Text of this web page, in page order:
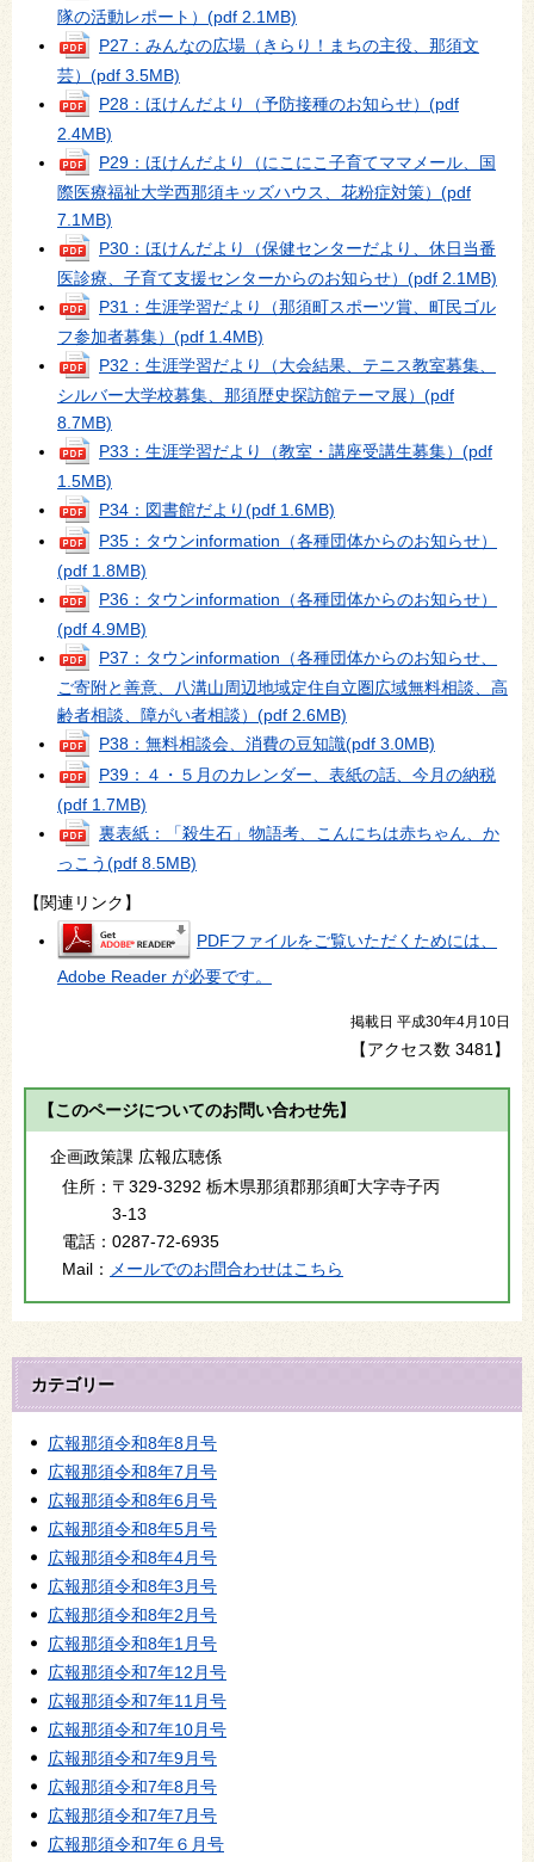
隊の活動レポート） (pdf 2.1MB)
P27：みんなの広場（きらり！まちの主役、那須文
芸） (pdf 3.5MB)
P28：ほけんだより（予防接種のお知らせ） (pdf
2.4MB)
P29：ほけんだより（にこにこ子育てママメール、国
際医療福祉大学西那須キッズハウス、花粉症対策） (pdf
7.1MB)
P30：ほけんだより（保健センターだより、休日当番
医診療、子育て支援センターからのお知らせ） (pdf 2.1MB)
P31：生涯学習だより（那須町スポーツ賞、町民ゴル
フ参加者募集） (pdf 1.4MB)
P32：生涯学習だより（大会結果、テニス教室募集、
シルバー大学校募集、那須歴史探訪館テーマ展） (pdf
8.7MB)
P33：生涯学習だより（教室・講座受講生募集） (pdf
1.5MB)
P34：図書館だより(pdf 1.6MB)
P35：タウンinformation（各種団体からのお知らせ）
(pdf 1.8MB)
P36：タウンinformation（各種団体からのお知らせ）
(pdf 4.9MB)
P37：タウンinformation（各種団体からのお知らせ、
ご寄附と善意、八溝山周辺地域定住自立圏広域無料相談、高
齢者相談、障がい者相談） (pdf 2.6MB)
P38：無料相談会、消費の豆知識(pdf 3.0MB)
P39：４・５月のカレンダー、表紙の話、今月の納税
(pdf 1.7MB)
裏表紙：「殺生石」物語考、こんにちは赤ちゃん、か
っこう(pdf 8.5MB)
【関連リンク】
PDFファイルをご覧いただくためには、
Adobe Reader が必要です。
掲載日 平成30年4月10日
【アクセス数 3481 】
【このページについてのお問い合わせ先】
企画政策課 広報広聴係
住所： 〒329-3292 栃木県那須郡那須町大字寺子丙
3-13
電話： 0287-72-6935
Mail：
メールでのお問合わせはこちら
カテゴリー
広報那須令和8年8月号
広報那須令和8年7月号
広報那須令和8年6月号
広報那須令和8年5月号
広報那須令和8年4月号
広報那須令和8年3月号
広報那須令和8年2月号
広報那須令和8年1月号
広報那須令和7年12月号
広報那須令和7年11月号
広報那須令和7年10月号
広報那須令和7年9月号
広報那須令和7年8月号
広報那須令和7年7月号
広報那須令和7年６月号